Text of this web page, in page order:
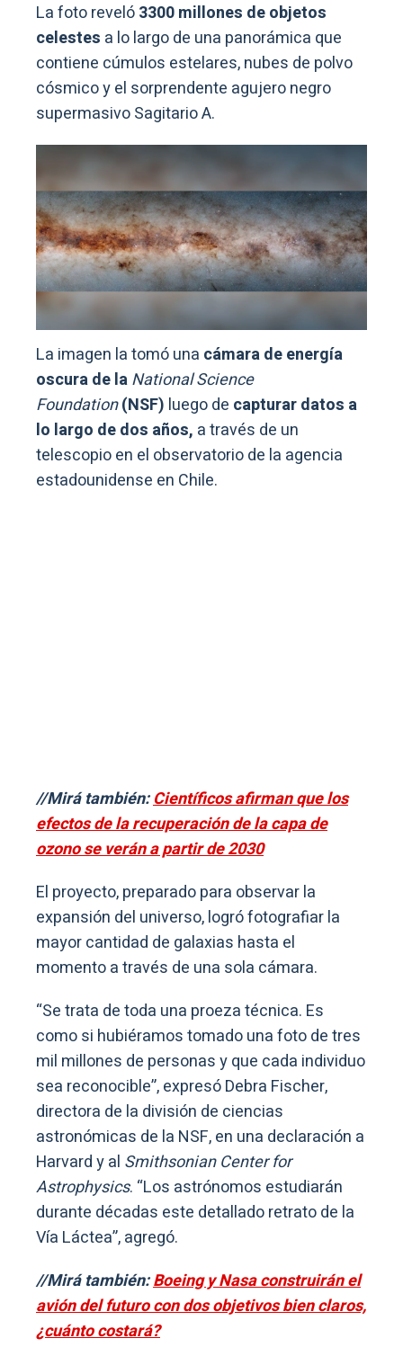
La foto reveló3300 millones de objetos
celestes a lo largo de una panorámica que
contiene cúmulos estelares, nubes de polvo
cósmico y el sorprendente agujero negro
supermasivo Sagitario A.
La imagen la tomó una cámara de energía
oscura de laNational Science
Foundation(NSF) luego de capturar datos a
lo largo de dos años, a través de un
telescopio en el observatorio de la agencia
estadounidense en Chile.
//Mirá también:Científicos afirman que los
efectos de la recuperación de la capa de
ozono se verán a partir de 2030
El proyecto, preparado para observar la
expansión del universo, logró fotografiar la
mayor cantidad de galaxias hasta el
momento a través de una sola cámara.
“Se trata de toda una proeza técnica. Es
como si hubiéramos tomado una foto de tres
mil millones de personas y que cada individuo
sea reconocible”, expresó Debra Fischer,
directora de la división de ciencias
astronómicas de la NSF, en una declaración a
Harvard y al Smithsonian Center for
Astrophysics. “Los astrónomos estudiarán
durante décadas este detallado retrato de la
Vía Láctea”, agregó.
//Mirá también:Boeing y Nasa construirán el
avión del futuro con dos objetivos bien claros,
¿cuánto costará?